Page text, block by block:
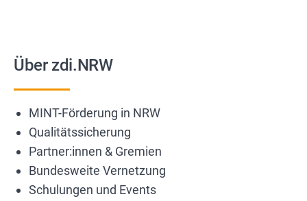
Über zdi.NRW
MINT-Förderung in NRW
Qualitätssicherung
Partner:innen & Gremien
Bundesweite Vernetzung
Schulungen und Events